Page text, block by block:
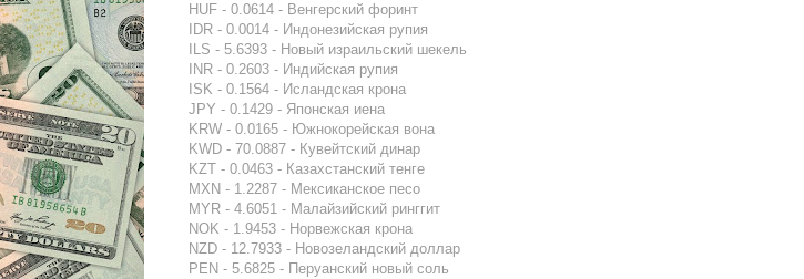
HUF - 0.0614 - Венгерский форинт
IDR - 0.0014 - Индонезийская рупия
ILS - 5.6393 - Новый израильский шекель
INR - 0.2603 - Индийская рупия
ISK - 0.1564 - Исландская крона
JPY - 0.1429 - Японская иена
KRW - 0.0165 - Южнокорейская вона
KWD - 70.0887 - Кувейтский динар
KZT - 0.0463 - Казахстанский тенге
MXN - 1.2287 - Мексиканское песо
MYR - 4.6051 - Малайзийский ринггит
NOK - 1.9453 - Норвежская крона
NZD - 12.7933 - Новозеландский доллар
PEN - 5.6825 - Перуанский новый соль